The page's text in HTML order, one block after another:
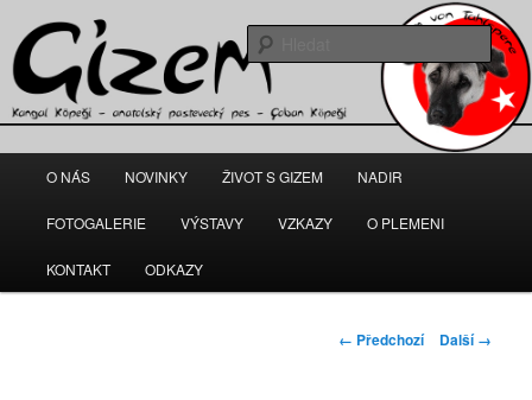
kangal-gizem.cz
navigační
Přejít
k
hlavnímu
O NÁS NOVINKY ŽIVOT S GIZEM NADIR
FOTOGALERIE VÝSTAVY VZKAZY O PLEMENI
KONTAKT ODKAZY
Navigace
← Předchozí Další →